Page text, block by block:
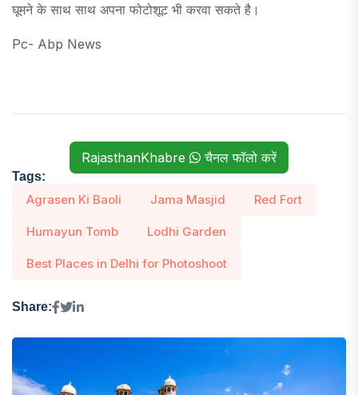
घूमने के साथ साथ अपना फोटोशूट भी करवा सकते है।
Pc- Abp News
RajasthanKhabre चैनल फॉलो करें
Tags:
Agrasen Ki Baoli Jama Masjid Red Fort
Humayun Tomb Lodhi Garden
Best Places in Delhi for Photoshoot
Share: